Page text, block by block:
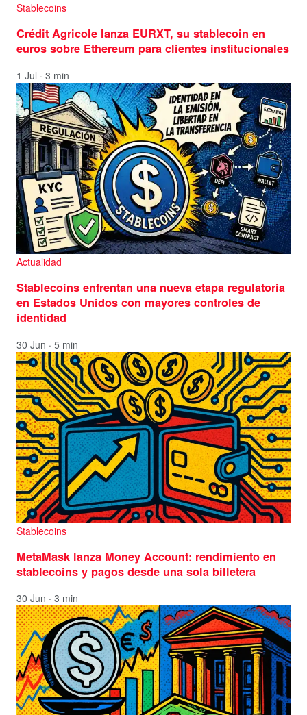
Stablecoins
Crédit Agricole lanza EURXT, su stablecoin en
euros sobre Ethereum para clientes institucionales
1 Jul · 3 min
Actualidad
Stablecoins enfrentan una nueva etapa regulatoria
en Estados Unidos con mayores controles de
identidad
30 Jun · 5 min
Stablecoins
MetaMask lanza Money Account: rendimiento en
stablecoins y pagos desde una sola billetera
30 Jun · 3 min